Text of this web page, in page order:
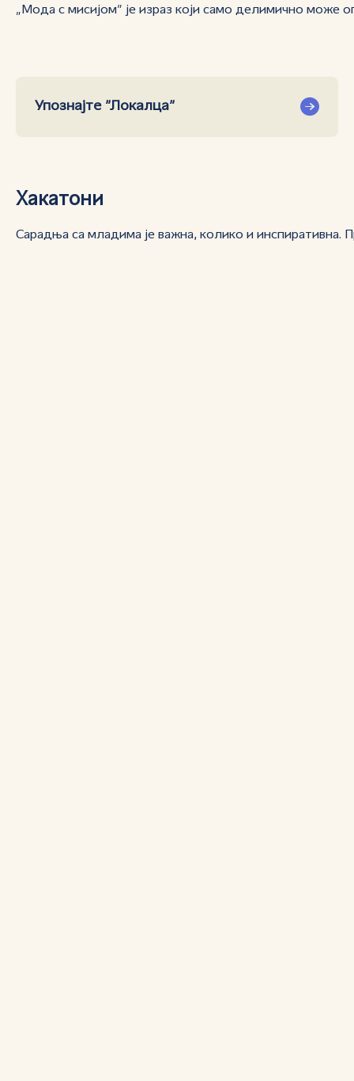
„Мода с мисијом” је израз који само делимично може
Упознајте ”Локалца”
Хакатони
Сарадња са младима је важна, колико и инспиративна.